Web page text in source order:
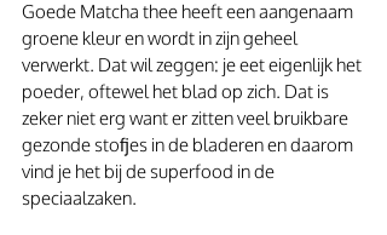
Goede Matcha thee heeft een aangenaam
groene kleur en wordt in zijn geheel
verwerkt. Dat wil zeggen: je eet eigenlijk het
poeder, oftewel het blad op zich. Dat is
zeker niet erg want er zitten veel bruikbare
gezonde stofjes in de bladeren en daarom
vind je het bij de superfood in de
speciaalzaken.